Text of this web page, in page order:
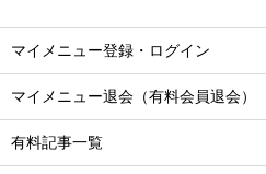
マイメニュー登録・ログイン
マイメニュー退会（有料会員退会）
有料記事一覧